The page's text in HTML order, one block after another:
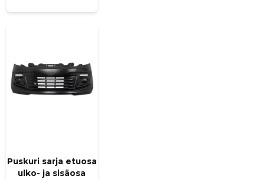
Puskuri sarja etuosa
ulko- ja sisäosa